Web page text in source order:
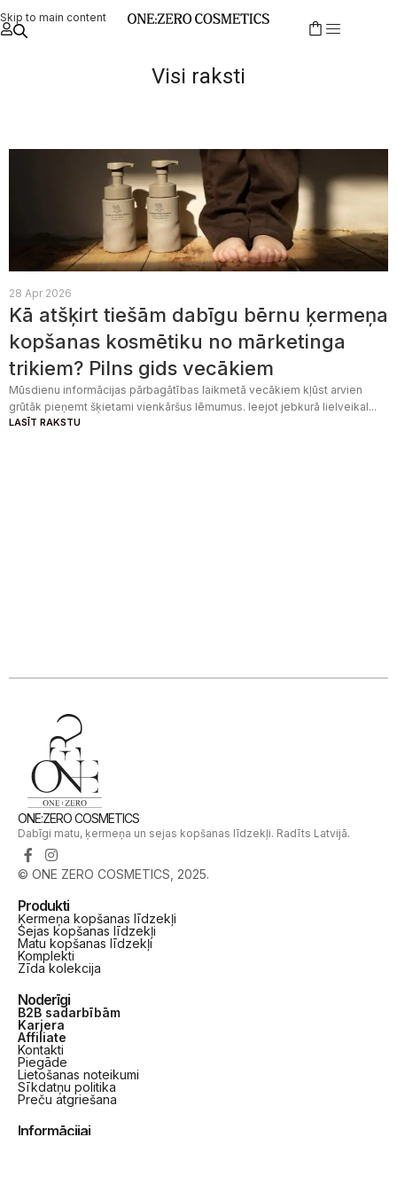
Skip to main content
Visi raksti
28 Apr 2026
Kā atšķirt tiešām dabīgu bērnu ķermeņa
kopšanas kosmētiku no mārketinga
trikiem? Pilns gids vecākiem
Mūsdienu informācijas pārbagātības laikmetā vecākiem kļūst arvien
grūtāk pieņemt šķietami vienkāršus lēmumus. Ieejot jebkurā lielveikal...
LASĪT RAKSTU
ONE:ZERO COSMETICS
Dabīgi matu, ķermeņa un sejas kopšanas līdzekļi. Radīts Latvijā.
© ONE ZERO COSMETICS, 2025.
Produkti
Ķermeņa kopšanas līdzekļi
Sejas kopšanas līdzekļi
Matu kopšanas līdzekļi
Komplekti
Zīda kolekcija
Noderīgi
B2B sadarbībām
Karjera
Affiliate
Kontakti
Piegāde
Lietošanas noteikumi
Sīkdatņu politika
Preču atgriešana
Informācijai